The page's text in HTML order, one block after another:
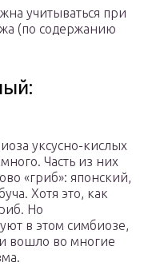
учитываться при
(по содержанию
уксусно-кислых
Часть из них
«гриб»: японский,
Хотя это, как
Но
в этом симбиозе,
вошло во многие